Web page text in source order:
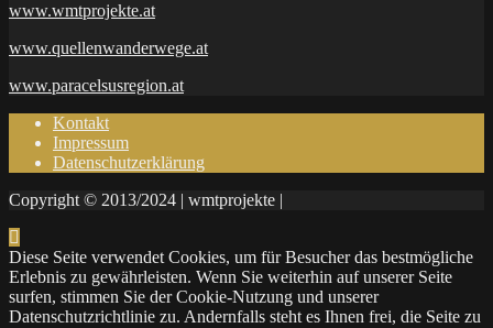
www.wmtprojekte.at
www.quellenwanderwege.at
www.paracelsusregion.at
Kontakt
Impressum
Datenschutzerklärung
Copyright © 2013/2024 | wmtprojekte |
Diese Seite verwendet Cookies, um für Besucher das bestmögliche
Erlebnis zu gewährleisten. Wenn Sie weiterhin auf unserer Seite
surfen, stimmen Sie der Cookie-Nutzung und unserer
Datenschutzrichtlinie zu. Andernfalls steht es Ihnen frei, die Seite zu